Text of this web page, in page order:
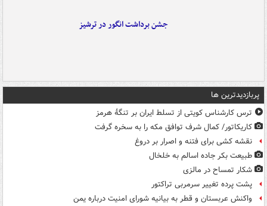
جشن برداشت انگور در ترشیز
پربازدیدترین ها
ترس کارشناس کویتی از تسلط ایران بر تنگۀ هرمز
کاریکاتور/ کمال شرف توافق مکه را به سخره گرفت
نقشه کشی برای فتنه و اصرار بر دروغ
طبیعت بکر جاده اسالم به خلخال
شکار تمساح در مالزی
پشت پرده تغییر سرمربی تراکتور
واکنش عربستان و قطر به بیانیه شورای امنیت درباره یمن